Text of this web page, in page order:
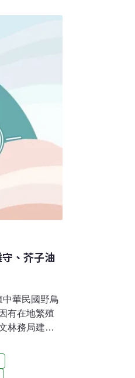
，分享以農
願花錢或懶
的土壤及地
、芥子油
華民國野鳥
有在地繁殖
林務局建議
繁殖留鳥的
合法進口之